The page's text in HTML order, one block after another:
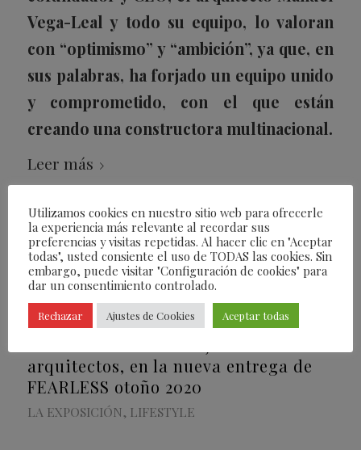
Vega-Leal y todo su equipo, lo valoran
con “optimismo” y “ambición”, ya que, en
sus palabras, ha forjado un equipo unido
y comprometido, con el que están
creando una constructora multinacional.
Leer más
01/12/2020 / 2 COMENTARIOS / PORFEARLESS
EDITORIAL
Andrea Levy, Carlota Corredera,
arquitectos, en la nueva entrega de
FEARLESS otoño 2020
LA EXPOSICIÓN, LIFESTYLE
Utilizamos cookies en nuestro sitio web para ofrecerle
la experiencia más relevante al recordar sus
preferencias y visitas repetidas. Al hacer clic en "Aceptar
todas", usted consiente el uso de TODAS las cookies. Sin
embargo, puede visitar "Configuración de cookies" para
dar un consentimiento controlado.
Rechazar Ajustes de Cookies Aceptar todas